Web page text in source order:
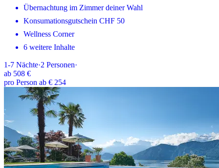
Übernachtung im Zimmer deiner Wahl
Konsumationsgutschein CHF 50
Wellness Corner
6 weitere Inhalte
1-7 Nächte·2 Personen·
ab 508 €
pro Person ab € 254